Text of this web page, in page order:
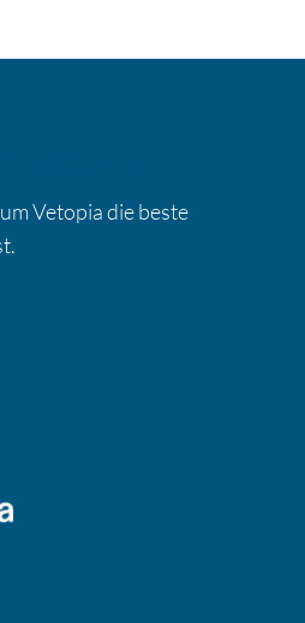
Vetopia die beste